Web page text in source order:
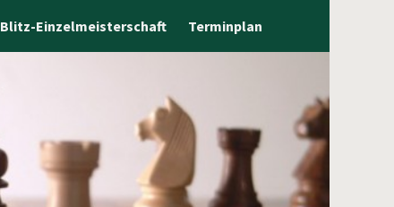
Blitz-Einzelmeisterschaft Terminplan